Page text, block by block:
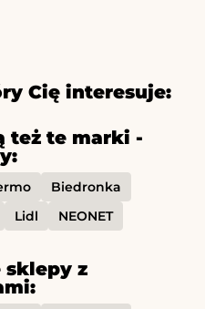
Cię interesuje:
też te marki -
Biedronka
Lidl
NEONET
sklepy z